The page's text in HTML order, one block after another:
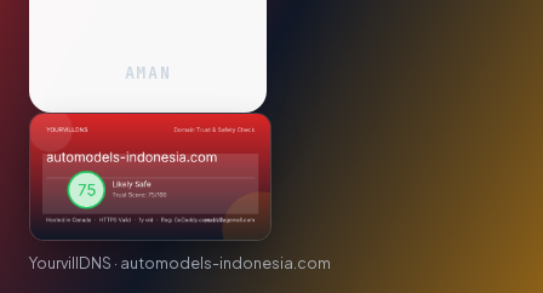
AMAN
YourvillDNS · automodels-indonesia.com